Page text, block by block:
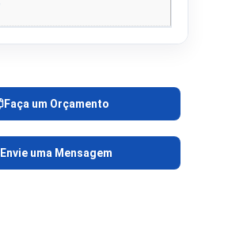
Faça um Orçamento
Envie uma Mensagem